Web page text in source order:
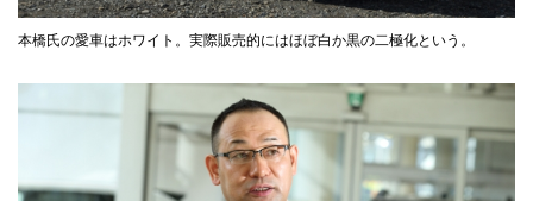
本橋氏の愛車はホワイト。実際販売的にはほぼ白か黒の二極化という。